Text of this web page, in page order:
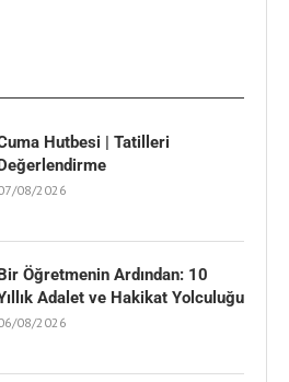
Hutbesi | Tatilleri
Değerlendirme
08/2026
Bir Öğretmenin Ardından: 10
Adalet ve Hakikat Yolculuğu
08/2026